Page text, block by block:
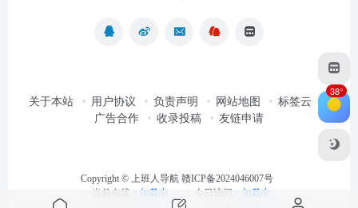
关于本站 用户协议 负责声明 网站地图
标签云
广告合作
收录投稿 友链申请
Copyright © 上班人导航 赣ICP备2024046007号
当前在线： 加载中... 今日访问： 加载中...
38°